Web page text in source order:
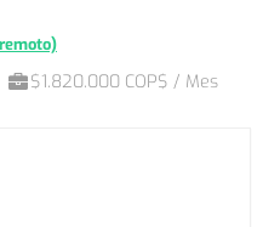
$1.820.000 COP$ / Mes